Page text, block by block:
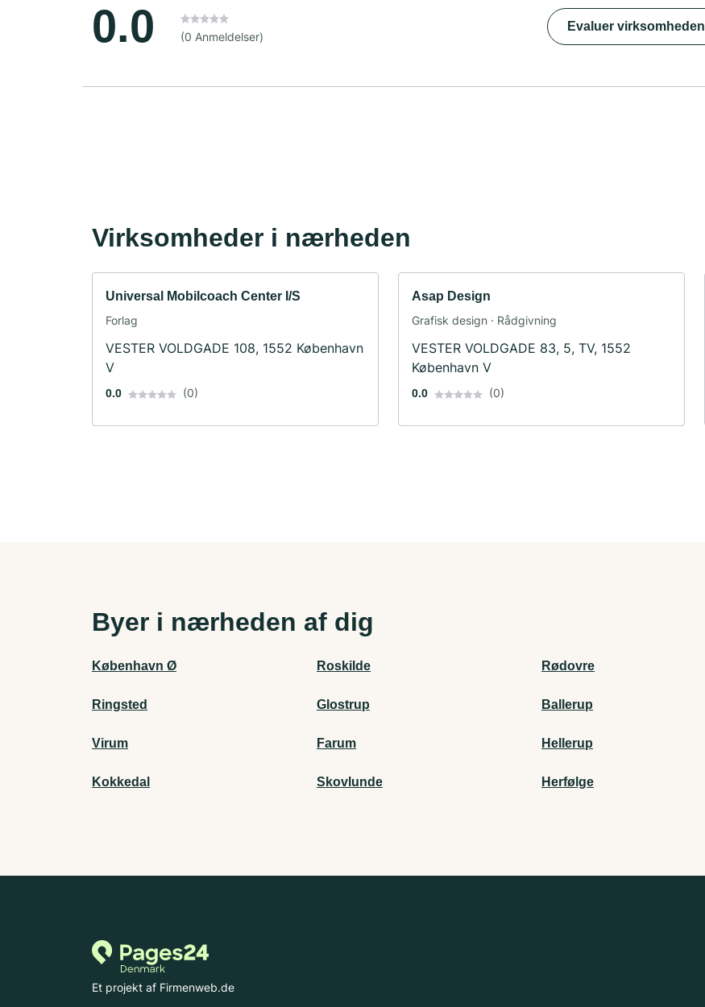
0.0 (0 Anmeldelser)
Evaluer virksomheden
Virksomheder i nærheden
Universal Mobilcoach Center I/S
Forlag
VESTER VOLDGADE 108, 1552 København
V
0.0 (0)
Asap Design
Grafisk design · Rådgivning
VESTER VOLDGADE 83, 5, TV, 1552
København V
0.0 (0)
Byer i nærheden af dig
København Ø Roskilde Rødovre
Ringsted Glostrup Ballerup
Virum Farum Hellerup
Kokkedal Skovlunde Herfølge
Et projekt af Firmenweb.de